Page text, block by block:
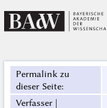
Permalink zu
dieser Seite:
Verfasser |